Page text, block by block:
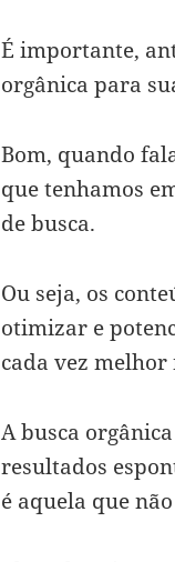
É importante,
orgânica para
Bom, quando
que tenhamos
de busca.
Ou seja, os
otimizar e
cada vez melhor
A busca
resultados
é aquela que